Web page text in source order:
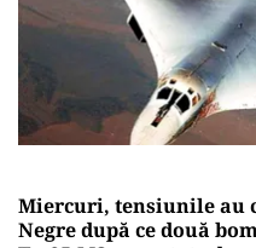
Miercuri, tensiunile au
Negre după ce două